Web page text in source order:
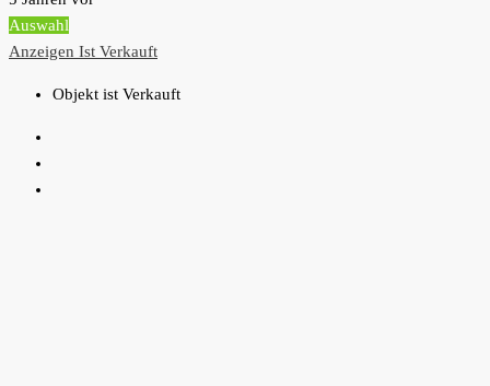
Auswahl
Anzeigen Ist Verkauft
Objekt ist Verkauft